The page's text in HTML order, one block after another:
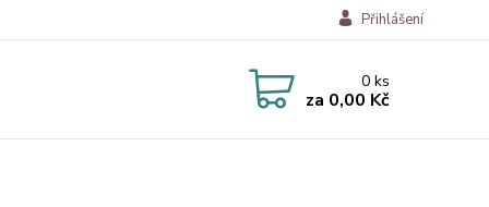
Přihlášení
0ks
za 0,00 Kč